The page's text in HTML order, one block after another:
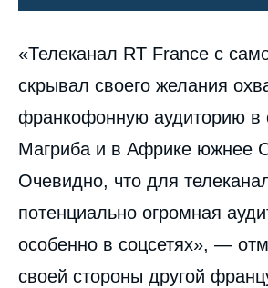
Contenu
intervention
médiatique
«Телеканал RT France с
скрывал своего желания
франкофонную аудиторию в
Магриба и в Африке южнее
Очевидно, что для
потенциально огромная
особенно в соцсетях», —
своей стороны другой